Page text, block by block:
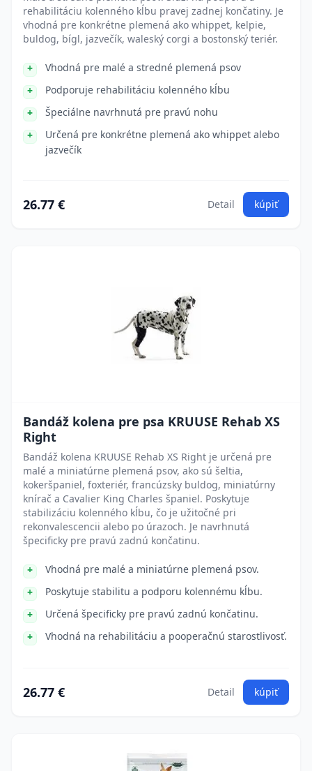
rehabilitáciu kolenného kĺbu pravej zadnej končatiny. Je
vhodná pre konkrétne plemená ako whippet, kelpie,
buldog, bígl, jazvečík, waleský corgi a bostonský teriér.
Vhodná pre malé a stredné plemená psov
Podporuje rehabilitáciu kolenného kĺbu
Špeciálne navrhnutá pre pravú nohu
Určená pre konkrétne plemená ako whippet alebo
jazvečík
26.77 € Detail kúpiť
Bandáž kolena pre psa KRUUSE Rehab XS
Right
Bandáž kolena KRUUSE Rehab XS Right je určená pre
malé a miniatúrne plemená psov, ako sú šeltia,
kokeršpaniel, foxteriér, francúzsky buldog, miniatúrny
knírač a Cavalier King Charles španiel. Poskytuje
stabilizáciu kolenného kĺbu, čo je užitočné pri
rekonvalescencii alebo po úrazoch. Je navrhnutá
špecificky pre pravú zadnú končatinu.
Vhodná pre malé a miniatúrne plemená psov.
Poskytuje stabilitu a podporu kolennému kĺbu.
Určená špecificky pre pravú zadnú končatinu.
Vhodná na rehabilitáciu a pooperačnú starostlivosť.
26.77 € Detail kúpiť